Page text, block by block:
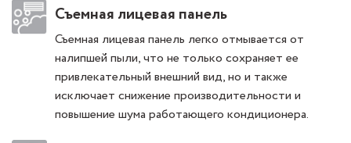
Съемная лицевая панель
Съемная лицевая панель легко отмывается от
налипшей пыли, что не только сохраняет ее
привлекательный внешний вид, но и также
исключает снижение производительности и
повышение шума работающего кондиционера.